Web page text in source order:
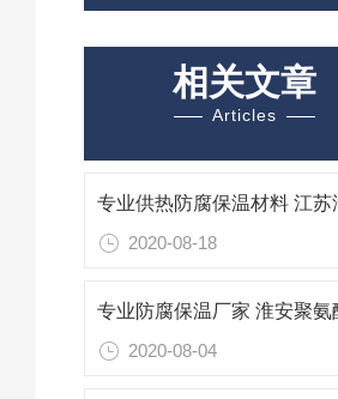
相关文章
Articles
2020-08-18
2020-08-04